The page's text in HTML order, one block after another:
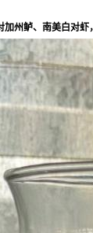
州鲈、南美白对